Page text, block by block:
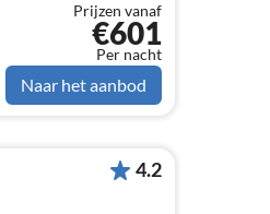
Prijzen vanaf
€601
Per nacht
Naar het aanbod
4.2